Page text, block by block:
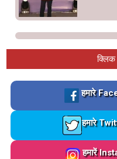
Loading…
हमारे
Loading…
हमारे
Loading…
हमारें